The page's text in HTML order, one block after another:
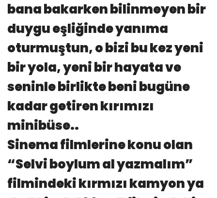
bana bakarken bilinmeyen bir
duygu eşliğinde yanıma
oturmuştun, o bizi bu kez yeni
bir yola, yeni bir hayata ve
seninle birlikte beni bugüne
kadar getiren kırımızı
minibüse..
Sinema filmlerine konu olan
“Selvi boylum al yazmalım”
filmindeki kırmızı kamyon ya